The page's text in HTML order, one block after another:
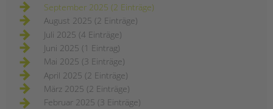
September 2025 (2 Einträge)
August 2025 (2 Einträge)
Juli 2025 (4 Einträge)
Juni 2025 (1 Eintrag)
Mai 2025 (3 Einträge)
April 2025 (2 Einträge)
März 2025 (2 Einträge)
Februar 2025 (3 Einträge)